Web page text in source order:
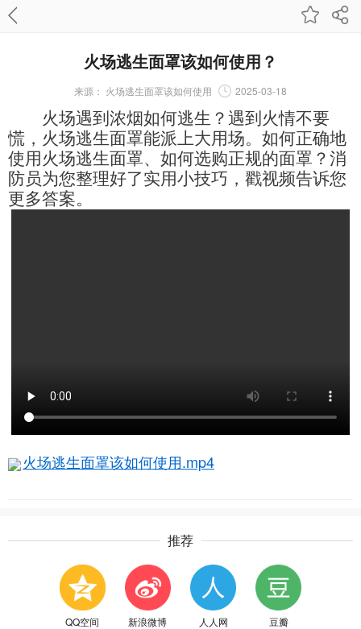
火场逃生面罩该如何使用？
来源： 火场逃生面罩该如何使用 2025-03-18
火场遇到浓烟如何逃生？遇到火情不要
慌，火场逃生面罩能派上大用场。如何正确地
使用火场逃生面罩、如何选购正规的面罩？消
防员为您整理好了实用小技巧，戳视频告诉您
更多答案。
火场逃生面罩该如何使用.mp4
推荐
QQ空间 新浪微博 人人网 豆瓣